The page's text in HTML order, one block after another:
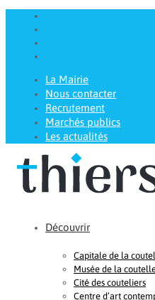
La Mairie
Nous contacter
Recrutement
Marchés publics
Les actualités
Découvrir
Capitale de la
Musée de la
Cité des couteliers
Centre d’art